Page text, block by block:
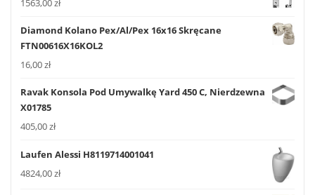
1563,00zł
Diamond Kolano Pex/Al/Pex 16x16 Skręcane
FTN00616X16KOL2
16,00zł
Ravak Konsola Pod Umywalkę Yard 450 C, Nierdzewna
X01785
405,00zł
Laufen Alessi H8119714001041
4824,00zł